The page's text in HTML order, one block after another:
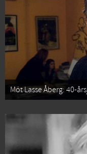
Möt Lasse Åberg: 40-